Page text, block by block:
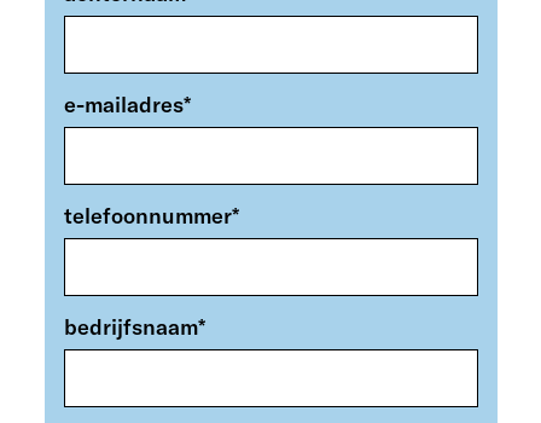
e-mailadres*
telefoonnummer*
bedrijfsnaam*